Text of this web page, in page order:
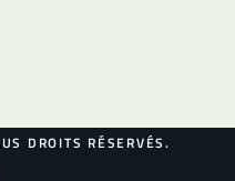
DROITS RÉSERVÉS.